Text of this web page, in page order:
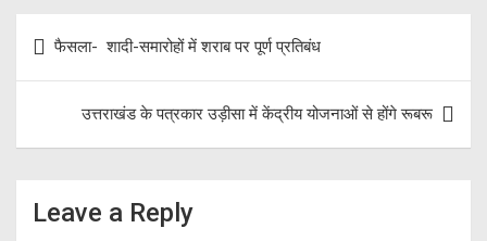
o
k
m
p
p
Post
navigation
फैसला- शादी-समारोहों में शराब पर पूर्ण प्रतिबंध
उत्तराखंड के पत्रकार उड़ीसा में केंद्रीय योजनाओं से होंगे रूबरू
Leave a Reply